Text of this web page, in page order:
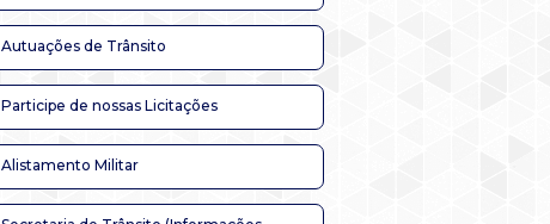
Autuações de Trânsito
Participe de nossas Licitações
Alistamento Militar